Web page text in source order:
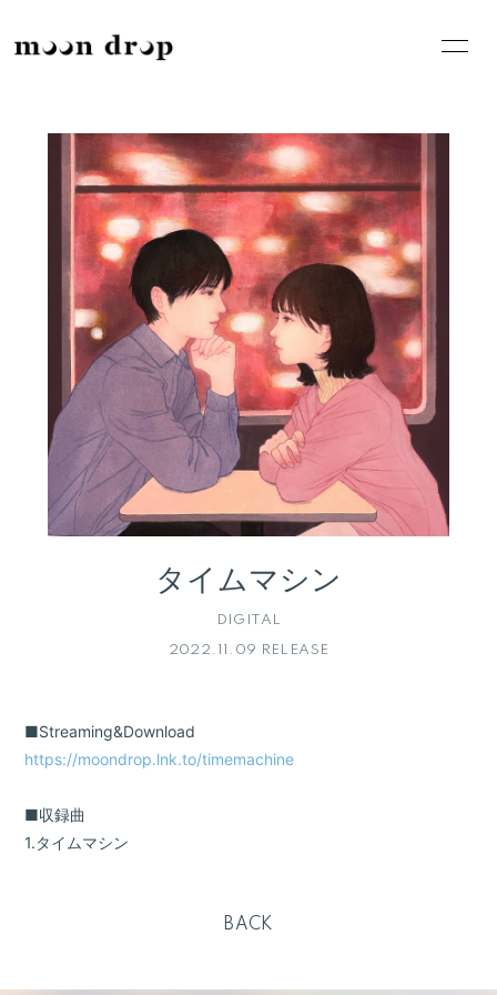
SCHEDULE PROFILE
VIDEO DISCOGRAPHY
BLOG MOVIE
GOODS RADIO
PHOTO CONTACT
会員登録 ログイン
タイムマシン
DIGITAL
2022.11.09 RELEASE
■Streaming&Download
https://moondrop.lnk.to/timemachine
■収録曲
1.タイムマシン
BACK